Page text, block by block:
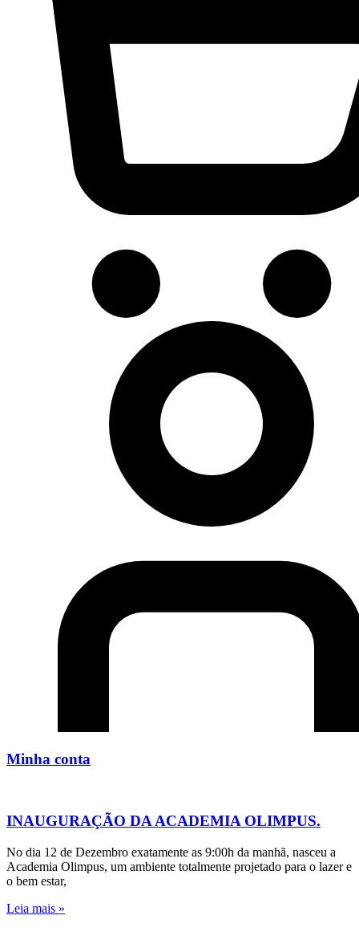
Minha conta
INAUGURAÇÃO DA ACADEMIA OLIMPUS.
No dia 12 de Dezembro exatamente as 9:00h da manhã, nasceu a
Academia Olimpus, um ambiente totalmente projetado para o lazer e
o bem estar,
Leia mais »